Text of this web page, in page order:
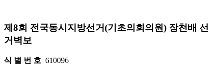
제8회 전국동시지방선거(기초의회의원) 장천배 선
거벽보
식 별 번 호 610096